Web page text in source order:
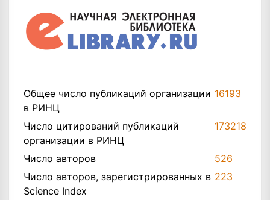
Общее число публикаций организации
в РИНЦ
16193
Число цитирований публикаций
организации в РИНЦ
173218
Число авторов
526
Число авторов, зарегистрированных в
Science Index
223